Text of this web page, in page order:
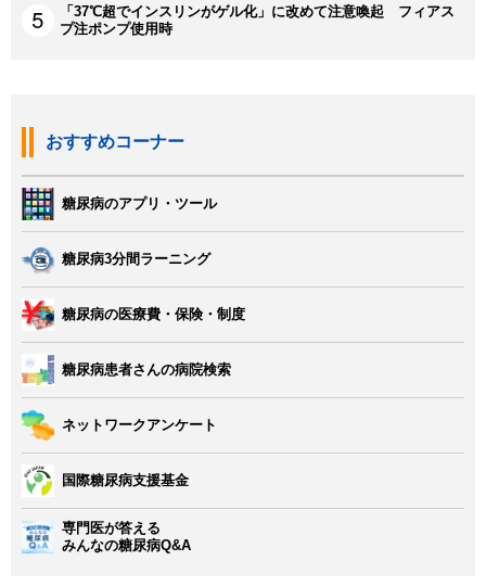
「37℃超でインスリンがゲル化」に改めて注意喚起 フィアス
プ注ポンプ使用時
おすすめコーナー
糖尿病のアプリ・ツール
糖尿病3分間ラーニング
糖尿病の医療費・保険・制度
糖尿病患者さんの病院検索
ネットワークアンケート
国際糖尿病支援基金
専門医が答える
みんなの糖尿病Q&A